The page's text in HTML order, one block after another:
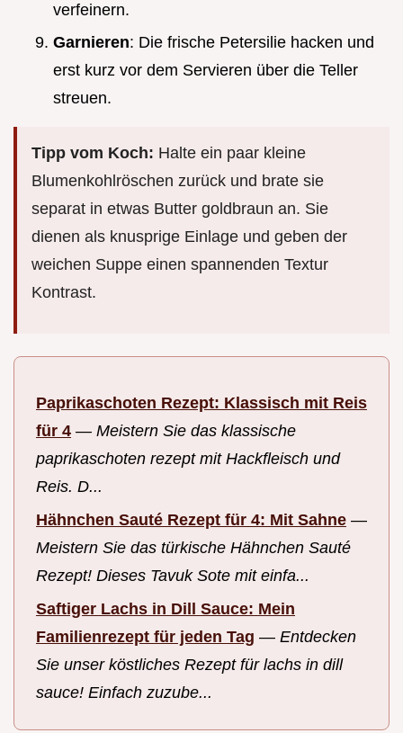
verfeinern.
Garnieren: Die frische Petersilie hacken und
erst kurz vor dem Servieren über die Teller
streuen.
Tipp vom Koch: Halte ein paar kleine
Blumenkohlröschen zurück und brate sie
separat in etwas Butter goldbraun an. Sie
dienen als knusprige Einlage und geben der
weichen Suppe einen spannenden Textur
Kontrast.
Paprikaschoten Rezept: Klassisch mit Reis
für 4 — Meistern Sie das klassische
paprikaschoten rezept mit Hackfleisch und
Reis. D...
Hähnchen Sauté Rezept für 4: Mit Sahne —
Meistern Sie das türkische Hähnchen Sauté
Rezept! Dieses Tavuk Sote mit einfa...
Saftiger Lachs in Dill Sauce: Mein
Familienrezept für jeden Tag — Entdecken
Sie unser köstliches Rezept für lachs in dill
sauce! Einfach zuzube...